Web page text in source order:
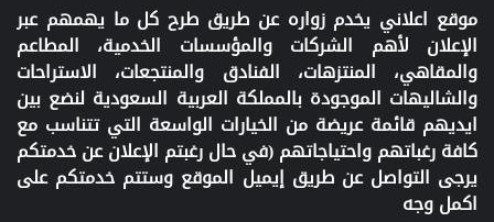
موقع اعلاني يخدم زواره عن طريق طرح كل ما يهمهم عبر
الإعلان لأهم الشركات والمؤسسات الخدمية، المطاعم
والمقاهي، المنتزهات، الفنادق والمنتجعات، الاستراحات
والشاليهات الموجودة بالمملكة العربية السعودية لنضع بين
ايديهم قائمة عريضة من الخيارات الواسعة التي تتناسب مع
كافة رغباتهم واحتياجاتهم (في حال رغبتم الإعلان عن خدمتكم
يرجى التواصل عن طريق إيميل الموقع وستتم خدمتكم على
اكمل وجه